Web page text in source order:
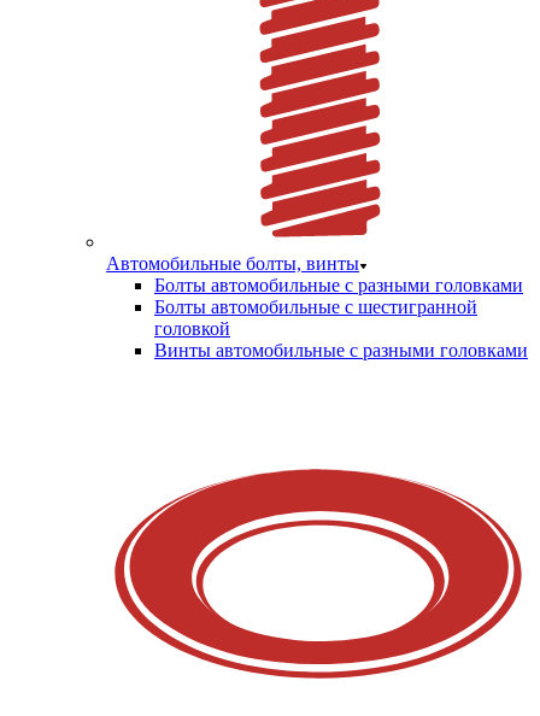
Автомобильные болты, винты
Болты автомобильные с разными головками
Болты автомобильные с шестигранной
головкой
Винты автомобильные с разными головками